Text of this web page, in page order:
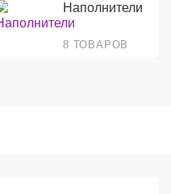
Наполнители
8 ТОВАРОВ